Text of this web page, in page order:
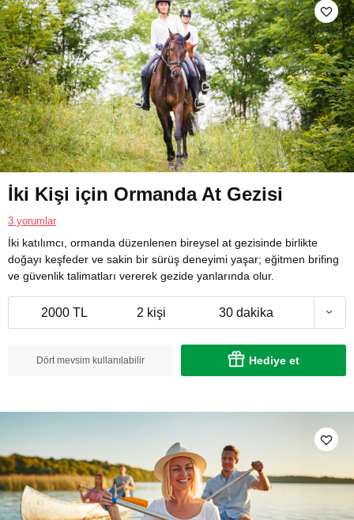
İki Kişi için Ormanda At Gezisi
3 yorumlar
İki katılımcı, ormanda düzenlenen bireysel at gezisinde birlikte
doğayı keşfeder ve sakin bir sürüş deneyimi yaşar; eğitmen brifing
ve güvenlik talimatları vererek gezide yanlarında olur.
2000 TL 2 kişi 30 dakika
Dört mevsim kullanılabilir Hediye et